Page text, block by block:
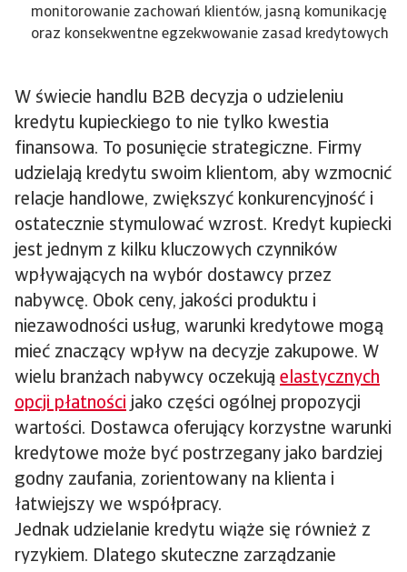
W świecie handlu B2B decyzja o udzieleniu
kredytu kupieckiego to nie tylko kwestia
finansowa. To posunięcie strategiczne. Firmy
udzielają kredytu swoim klientom, aby wzmocnić
relacje handlowe, zwiększyć konkurencyjność i
ostatecznie stymulować wzrost. Kredyt kupiecki
jest jednym z kilku kluczowych czynników
wpływających na wybór dostawcy przez
nabywcę. Obok ceny, jakości produktu i
niezawodności usług, warunki kredytowe mogą
mieć znaczący wpływ na decyzje zakupowe. W
wielu branżach nabywcy oczekują elastycznych
opcji płatności jako części ogólnej propozycji
wartości. Dostawca oferujący korzystne warunki
kredytowe może być postrzegany jako bardziej
godny zaufania, zorientowany na klienta i
łatwiejszy we współpracy.
Jednak udzielanie kredytu wiąże się również z
ryzykiem. Dlatego skuteczne zarządzanie
monitorowanie zachowań klientów, jasną komunikację
oraz konsekwentne egzekwowanie zasad kredytowych